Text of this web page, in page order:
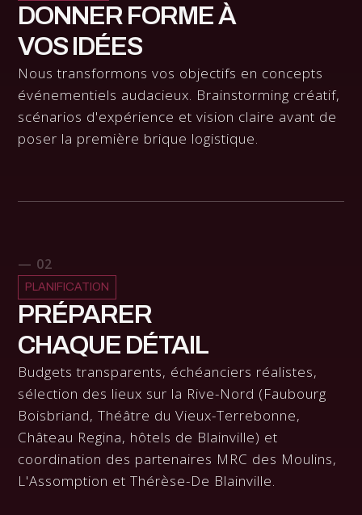
DONNER FORME À
VOS IDÉES
Nous transformons vos objectifs en concepts
événementiels audacieux. Brainstorming créatif,
scénarios d'expérience et vision claire avant de
poser la première brique logistique.
— 02
PLANIFICATION
PRÉPARER
CHAQUE DÉTAIL
Budgets transparents, échéanciers réalistes,
sélection des lieux sur la Rive-Nord (Faubourg
Boisbriand, Théâtre du Vieux-Terrebonne,
Château Regina, hôtels de Blainville) et
coordination des partenaires MRC des Moulins,
L'Assomption et Thérèse-De Blainville.